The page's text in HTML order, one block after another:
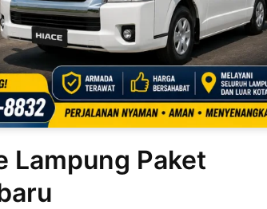
Lampung Paket